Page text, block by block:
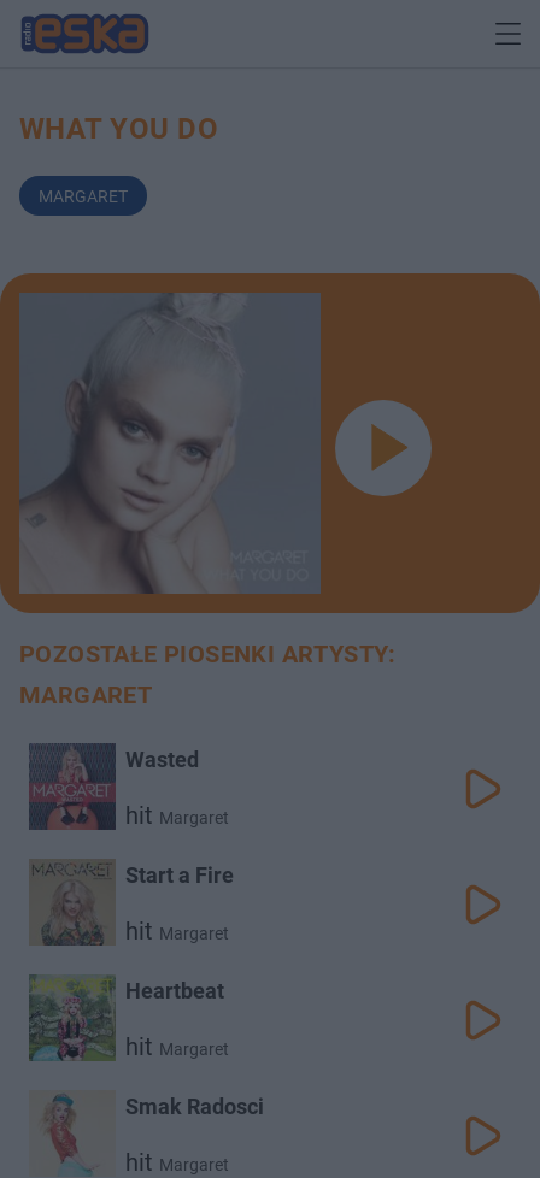
WHAT YOU DO
MARGARET
POZOSTAŁE PIOSENKI ARTYSTY:
MARGARET
Wasted
hit Margaret
Start a Fire
hit Margaret
Heartbeat
hit Margaret
Smak Radosci
hit Margaret